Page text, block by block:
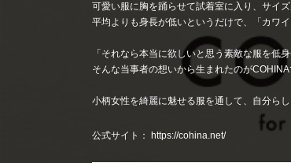
可愛い服に胸を踊らせて試着室に入り、サイ
平均よりも身長が低いというだけで、「カワ
「それなら本当に欲しいと思う素敵な服を低
そんな当事者の想いから生まれたのがCOHINA
小柄女性を綺麗に魅せる服を通して、自分ら
公式サイト： https://cohina.net/